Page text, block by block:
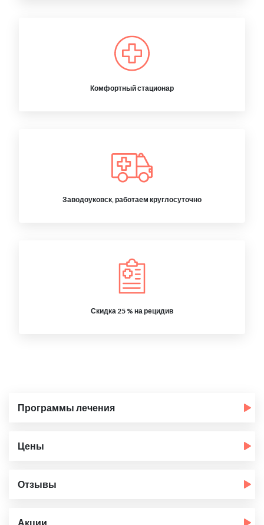
Комфортный стационар
Заводоуковск, работаем круглосуточно
Скидка 25 % на рецидив
Программы лечения
Цены
Отзывы
Акции